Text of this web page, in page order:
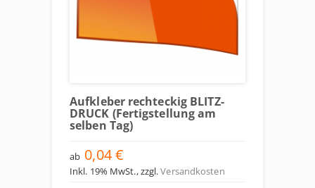
Aufkleber rechteckig BLITZ-
DRUCK (Fertigstellung am
selben Tag)
ab 0,04 €
Inkl. 19% MwSt.,zzgl.Versandkosten